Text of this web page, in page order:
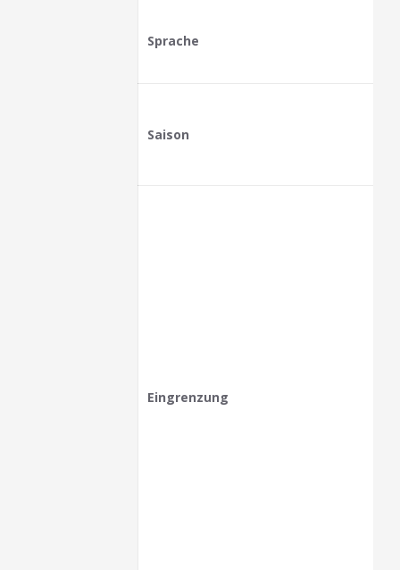
Sprache
Saison
Eingrenzung